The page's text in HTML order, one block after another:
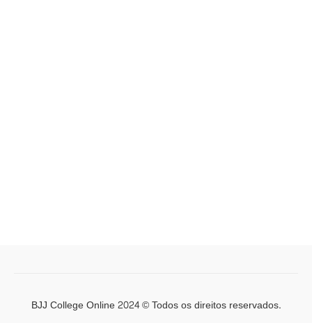
BJJ College Online 2024 © Todos os direitos reservados.